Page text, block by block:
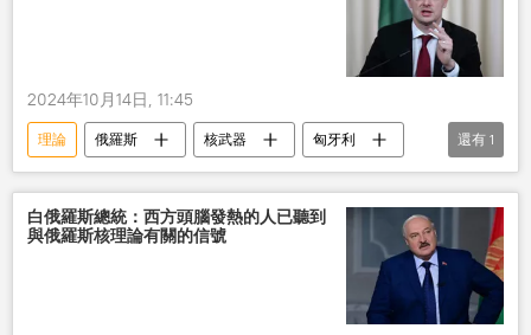
2024年10月14日, 11:45
理論 俄羅斯 核武器
匈牙利
烏克蘭衝突
還有 1
白俄羅斯總統：西方頭腦發熱的人已聽到
與俄羅斯核理論有關的信號